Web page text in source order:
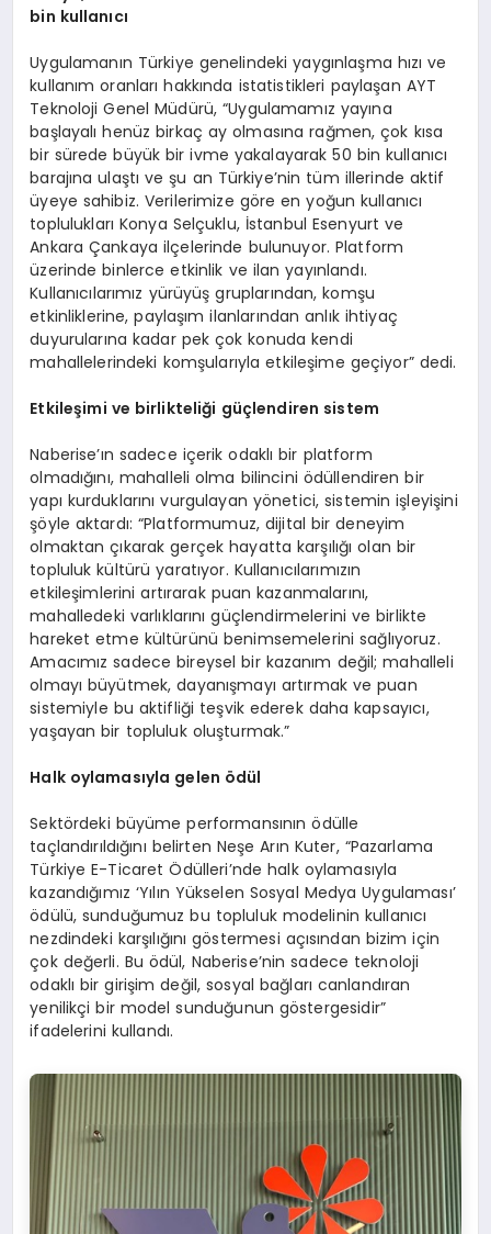
bin kullanıcı
Uygulamanın Türkiye genelindeki yaygınlaşma hızı ve
kullanım oranları hakkında istatistikleri paylaşan AYT
Teknoloji Genel Müdürü, “Uygulamamız yayına
başlayalı henüz birkaç ay olmasına rağmen, çok kısa
bir sürede büyük bir ivme yakalayarak 50 bin kullanıcı
barajına ulaştı ve şu an Türkiye’nin tüm illerinde aktif
üyeye sahibiz. Verilerimize göre en yoğun kullanıcı
toplulukları Konya Selçuklu, İstanbul Esenyurt ve
Ankara Çankaya ilçelerinde bulunuyor. Platform
üzerinde binlerce etkinlik ve ilan yayınlandı.
Kullanıcılarımız yürüyüş gruplarından, komşu
etkinliklerine, paylaşım ilanlarından anlık ihtiyaç
duyurularına kadar pek çok konuda kendi
mahallelerindeki komşularıyla etkileşime geçiyor” dedi.
Etkileşimi ve birlikteliği güçlendiren sistem
Naberise’ın sadece içerik odaklı bir platform
olmadığını, mahalleli olma bilincini ödüllendiren bir
yapı kurduklarını vurgulayan yönetici, sistemin işleyişini
şöyle aktardı: “Platformumuz, dijital bir deneyim
olmaktan çıkarak gerçek hayatta karşılığı olan bir
topluluk kültürü yaratıyor. Kullanıcılarımızın
etkileşimlerini artırarak puan kazanmalarını,
mahalledeki varlıklarını güçlendirmelerini ve birlikte
hareket etme kültürünü benimsemelerini sağlıyoruz.
Amacımız sadece bireysel bir kazanım değil; mahalleli
olmayı büyütmek, dayanışmayı artırmak ve puan
sistemiyle bu aktifliği teşvik ederek daha kapsayıcı,
yaşayan bir topluluk oluşturmak.”
Halk oylamasıyla gelen ödül
Sektördeki büyüme performansının ödülle
taçlandırıldığını belirten Neşe Arın Kuter, “Pazarlama
Türkiye E-Ticaret Ödülleri’nde halk oylamasıyla
kazandığımız ‘Yılın Yükselen Sosyal Medya Uygulaması’
ödülü, sunduğumuz bu topluluk modelinin kullanıcı
nezdindeki karşılığını göstermesi açısından bizim için
çok değerli. Bu ödül, Naberise’nin sadece teknoloji
odaklı bir girişim değil, sosyal bağları canlandıran
yenilikçi bir model sunduğunun göstergesidir”
ifadelerini kullandı.